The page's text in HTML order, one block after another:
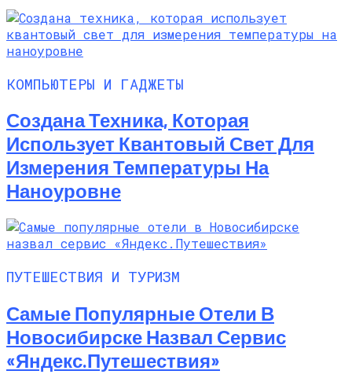
КОМПЬЮТЕРЫ И ГАДЖЕТЫ
Создана Техника, Которая
Использует Квантовый Свет Для
Измерения Температуры На
Наноуровне
ПУТЕШЕСТВИЯ И ТУРИЗМ
Самые Популярные Отели В
Новосибирске Назвал Сервис
«Яндекс.Путешествия»